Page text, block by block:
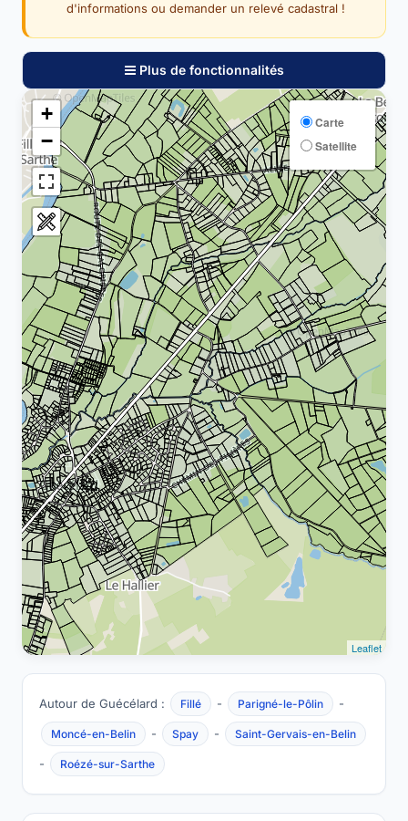
d'informations ou demander un relevé cadastral !
Plus de fonctionnalités
+
−
Carte
Satellite
Leaflet
Autour de Guécélard : Fillé - Parigné-le-Pôlin -
Moncé-en-Belin - Spay - Saint-Gervais-en-Belin
- Roézé-sur-Sarthe